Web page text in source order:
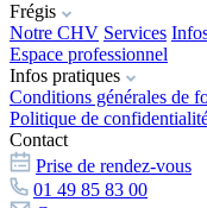
Frégis
Notre CHV Services
Espace professionnel
Infos pratiques
Conditions générales de
Politique de
Contact
Prise de rendez-vous
01 49 85 83 00